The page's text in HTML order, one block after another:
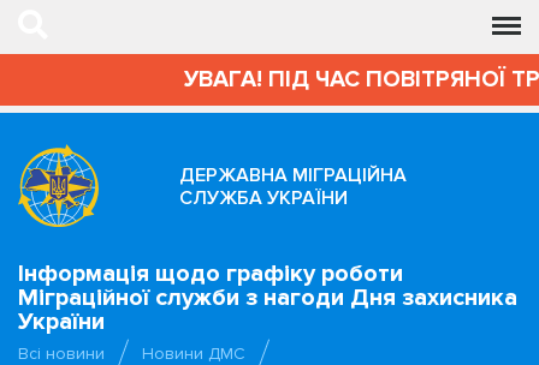
УВАГА! ПІД ЧАС ПОВІТРЯНОЇ
ДЕРЖАВНА МІГРАЦІЙНА
СЛУЖБА УКРАЇНИ
Інформація щодо графіку роботи
Міграційної служби з нагоди Дня захисника
України
Всі новини
Новини ДМС